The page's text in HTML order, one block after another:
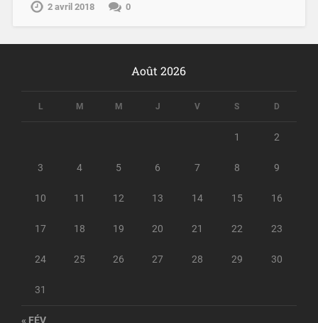
2 avril 2018 0
Août 2026
L M M J V S D
1 2
3 4 5 6 7 8 9
10 11 12 13 14 15 16
17 18 19 20 21 22 23
24 25 26 27 28 29 30
31
« FÉV